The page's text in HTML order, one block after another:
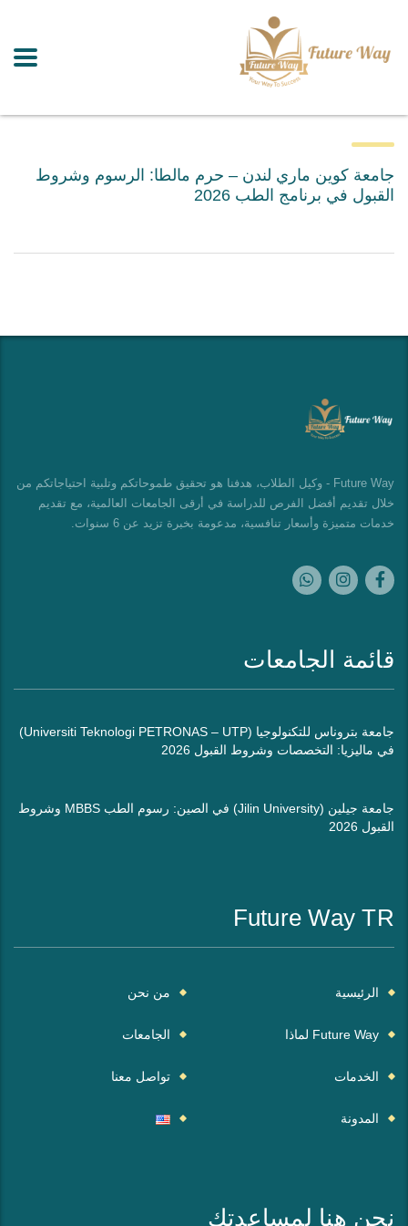
جامعة كوين ماري لندن – حرم مالطا: الرسوم وشروط
القبول في برنامج الطب 2026
Future Way - وكيل الطلاب، هدفنا هو تحقيق طموحاتكم وتلبية احتياجاتكم من
خلال تقديم أفضل الفرص للدراسة في أرقى الجامعات العالمية، مع تقديم
خدمات متميزة وأسعار تنافسية، مدعومة بخبرة تزيد عن 6 سنوات.
قائمة الجامعات
جامعة بتروناس للتكنولوجيا (Universiti Teknologi PETRONAS – UTP)
في ماليزيا: التخصصات وشروط القبول 2026
جامعة جيلين (Jilin University) في الصين: رسوم الطب MBBS وشروط
القبول 2026
Future Way TR
الرئيسية من نحن
Future Way لماذا الجامعات
الخدمات تواصل معنا
المدونة
نحن هنا لمساعدتك